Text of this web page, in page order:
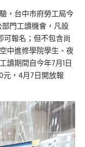
，台中市府勞工局今
門工讀機會，凡設
可報名；但不包含尚
中進修學院學生、夜
讀期間自今年7月1日
元，4月7日開放報